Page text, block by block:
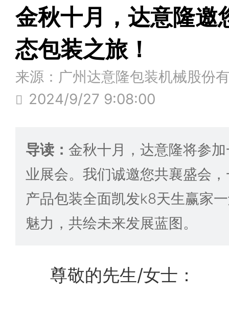
金秋十月，达意隆邀
态包装之旅！
来源：广州达意隆包装机械股份
2024/9/27 9:08:00
导读： 金秋十月，达意隆将参
业展会。我们诚邀您共襄盛会
产品包装全面凯发k8天生赢家
魅力，共绘未来发展蓝图。
尊敬的先生/女士：